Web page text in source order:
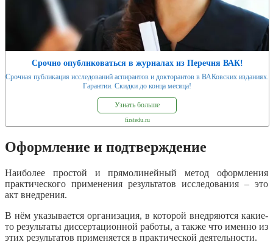
Срочно опубликоваться в журналах из Перечня ВАК!
Срочная публикация исследований аспирантов и докторантов в ВАКовских изданиях.
Гарантии. Скидки до конца месяца!
Узнать больше
firstedu.ru
Оформление и подтверждение
Наиболее простой и прямолинейный метод оформления
практического применения результатов исследования – это
акт внедрения.
В нём указывается организация, в которой внедряются какие-
то результаты диссертационной работы, а также что именно из
этих результатов применяется в практической деятельности.